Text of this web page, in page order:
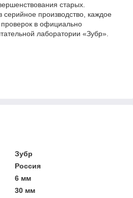
старых.
производство, каждое
в официально
лаборатории «Зубр».
Зубр
Россия
6 мм
30 мм